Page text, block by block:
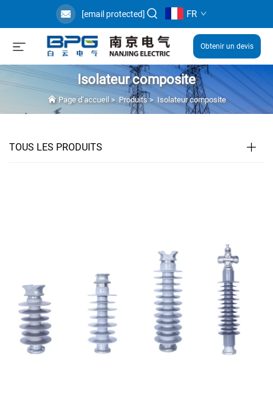
[email protected] FR
Obtenir un devis
Isolateur composite
Page d’accueil> Produits> Isolateur composite
TOUS LES PRODUITS